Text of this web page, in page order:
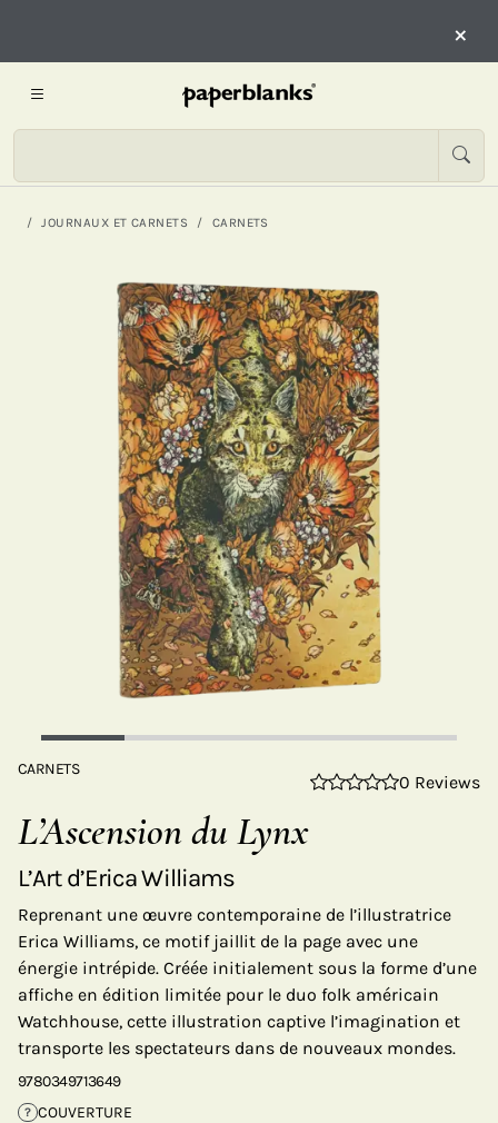
×
JOURNAUX ET CARNETS CARNETS
CARNETS
0 Reviews
L’Ascension du Lynx
L’Art d’Erica Williams
Reprenant une œuvre contemporaine de l’illustratrice
Erica Williams, ce motif jaillit de la page avec une
énergie intrépide. Créée initialement sous la forme d’une
affiche en édition limitée pour le duo folk américain
Watchhouse, cette illustration captive l’imagination et
transporte les spectateurs dans de nouveaux mondes.
9780349713649
? COUVERTURE